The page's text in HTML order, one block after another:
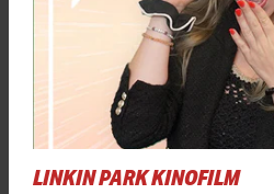
LINKIN PARK KINOFILM